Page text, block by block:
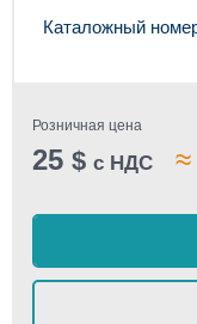
Каталожный
Розничная цена
25 $ с НДС ≈